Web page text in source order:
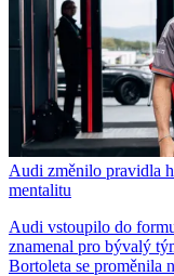
Audi změnilo pravidla
mentalitu
Audi vstoupilo do
znamenal pro bývalý
Bortoleta se proměnila